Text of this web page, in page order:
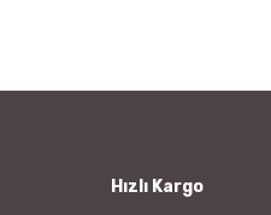
Ürün bilgilerinde hatalar
Hızlı Kargo